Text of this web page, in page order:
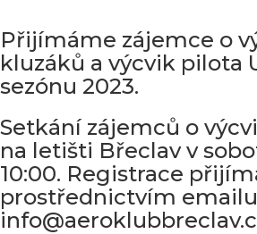
Přijímáme zájemce o
kluzáků a výcvik pilota
sezónu 2023.
Setkání zájemců o
na letišti Břeclav v
10:00. Registrace
prostřednictvím